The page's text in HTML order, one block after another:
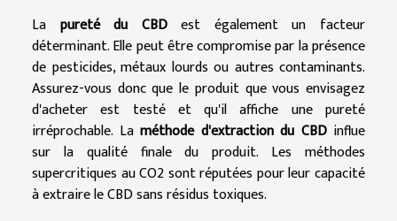
La pureté du CBDest également un facteur
déterminant. Elle peut être compromise par la présence
de pesticides, métaux lourds ou autres contaminants.
Assurez-vous donc que le produit que vous envisagez
d'acheter est testé et qu'il affiche une pureté
irréprochable. La méthode d'extraction du CBDinflue
sur la qualité finale du produit. Les méthodes
supercritiques au CO2 sont réputées pour leur capacité
à extraire le CBD sans résidus toxiques.